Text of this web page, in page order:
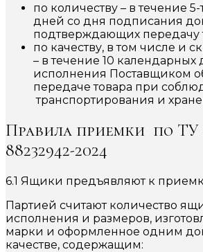
по количеству – в течение
дней со дня подписания
подтверждающих передачу
по качеству, в том числе и
– в течение 10 календарных
исполнения Поставщиком
передаче товара при
транспортирования и
Правила приемки по ТУ
88232942-2024
6.1 Ящики предъявляют к
Партией считают количество
исполнения и размеров,
марки и оформленное одним
качестве, содержащим: